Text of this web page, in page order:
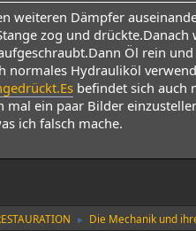
weiteren Dämpfer
zog und
Öl rein
normales Hydrauliköl
befindet sich auch
mal ein paar Bilder
ich falsch mache.
► Die Mechanik und